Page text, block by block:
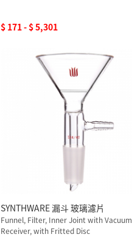
$ 171 - $ 5,301
SYNTHWARE 漏斗 玻璃濾片
Funnel, Filter, Inner Joint with Vacuum
Receiver, with Fritted Disc